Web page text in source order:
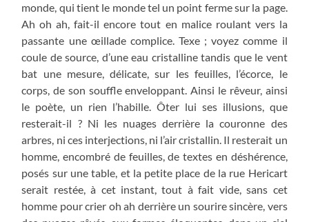
monde, qui tient le monde tel un point ferme sur la page.
Ah oh ah, fait-il encore tout en malice roulant vers la
passante une œillade complice. Texe ; voyez comme il
coule de source, d’une eau cristalline tandis que le vent
bat une mesure, délicate, sur les feuilles, l’écorce, le
corps, de son souffle enveloppant. Ainsi le rêveur, ainsi
le poète, un rien l’habille. Ôter lui ses illusions, que
resterait-il ? Ni les nuages derrière la couronne des
arbres, ni ces interjections, ni l’air cristallin. Il resterait un
homme, encombré de feuilles, de textes en déshérence,
posés sur une table, et la petite place de la rue Hericart
serait restée, à cet instant, tout à fait vide, sans cet
homme pour crier oh ah derrière un sourire sincère, vers